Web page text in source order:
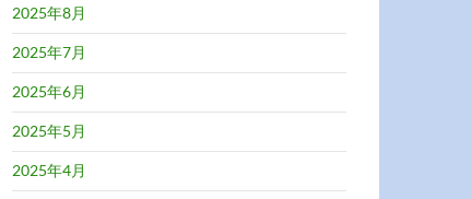
2025年8月
2025年7月
2025年6月
2025年5月
2025年4月